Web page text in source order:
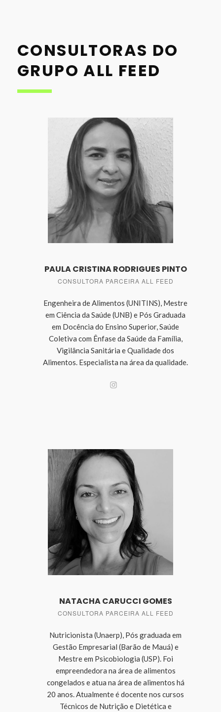
CONSULTORAS DO
GRUPO ALL FEED
PAULA CRISTINA RODRIGUES PINTO
CONSULTORA PARCEIRA ALL FEED
Engenheira de Alimentos (UNITINS), Mestre
em Ciência da Saúde (UNB) e Pós Graduada
em Docência do Ensino Superior, Saúde
Coletiva com Ênfase da Saúde da Família,
Vigilância Sanitária e Qualidade dos
Alimentos. Especialista na área da qualidade.
NATACHA CARUCCI GOMES
CONSULTORA PARCEIRA ALL FEED
Nutricionista (Unaerp), Pós graduada em
Gestão Empresarial (Barão de Mauá) e
Mestre em Psicobiologia (USP). Foi
empreendedora na área de alimentos
congelados e atua na área de alimentos há
20 anos. Atualmente é docente nos cursos
Técnicos de Nutrição e Dietética e